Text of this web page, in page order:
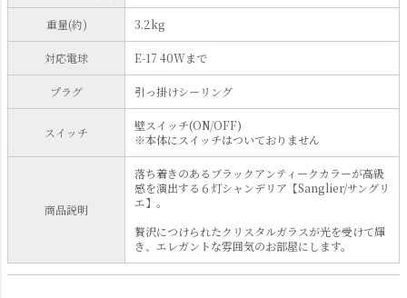
重量(約) 3.2kg
対応電球 E-17 40Wまで
プラグ 引っ掛けシーリング
スイッチ
壁スイッチ(ON/OFF)
※本体にスイッチはついておりません
商品説明
落ち着きのあるブラックアンティークカラーが高級
感を演出する６灯シャンデリア【Sanglier/サングリ
エ】。
贅沢につけられたクリスタルガラスが光を受けて輝
き、エレガントな雰囲気のお部屋にします。